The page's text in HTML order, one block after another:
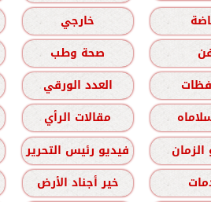
خارجي
صحة وطب
العدد الورقي
مقالات الرأي
فيديو رئيس التحرير
خير أجناد الأرض